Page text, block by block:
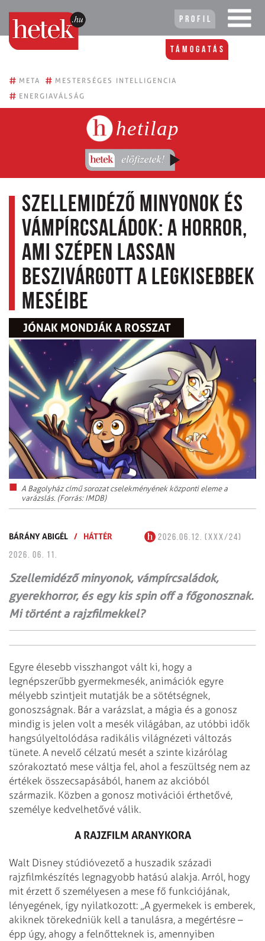
Profil
Támogatás
# META # MESTERSÉGES INTELLIGENCIA
# ENERGIAVÁLSÁG
hetilap
Szellemidéző minyonok és
vámpírcsaládok: A horror,
ami szépen lassan
beszivárgott a legkisebbek
meséibe
JÓNAK MONDJÁK A ROSSZAT
A Bagolyház című sorozat cselekményének központi eleme a
varázslás. (Forrás: IMDB)
BÁRÁNY ABIGÉL / HÁTTÉR
2026.06.12. (XXX/24)
2026. 06. 11.
Szellemidéző minyonok, vámpírcsaládok,
gyerekhorror, és egy kis spin off a főgonosznak.
Mi történt a rajzfilmekkel?
Egyre élesebb visszhangot vált ki, hogy a
legnépszerűbb gyermekmesék, animációk egyre
mélyebb szintjeit mutatják be a sötétségnek,
gonoszságnak. Bár a varázslat, a mágia és a gonosz
mindig is jelen volt a mesék világában, az utóbbi idők
hangsúlyeltolódása radikális világnézeti változás
tünete. A nevelő célzatú mesét a szinte kizárólag
szórakoztató mese váltja fel, ahol a feszültség nem az
értékek össze­csapásából, hanem az akcióból
származik. Közben a gonosz motivációi érthetővé,
személye kedvelhetővé válik.
A RAJZFILM ARANYKORA
Walt Disney stúdióvezető a huszadik századi
rajzfilmkészítés legnagyobb hatású alakja. Arról, hogy
mit érzett ő személyesen a mese fő funkciójának,
lényegének, így nyilatkozott: „A gyerme­kek is emberek,
akiknek törekedniük kell a tanulásra, a megértésre –
épp úgy, ahogy a felnőtteknek is, amennyiben